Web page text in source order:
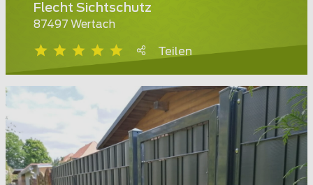
Flecht Sichtschutz
87497 Wertach
Teilen